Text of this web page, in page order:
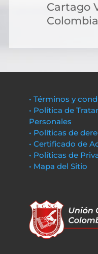
Cartago
Colombia
• Términos y
• Política de
Personales
• Políticas de
• Certificado de
• Políticas de
• Mapa del Sitio